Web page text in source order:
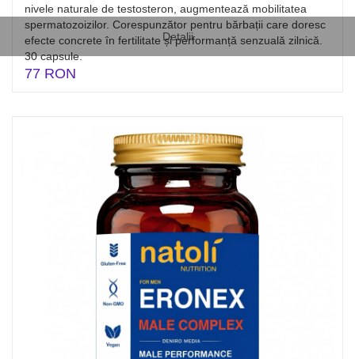
Detalii
nivele naturale de testosteron, augmentează mobilitatea
spermatozoizilor. Corespunzător pentru bărbații care doresc
efecte concrete în fertilitate și performanță senzuală zilnică.
30 capsule.
77 RON